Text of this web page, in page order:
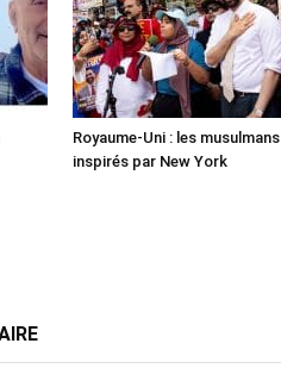
Royaume-Uni : les musulmans
inspirés par New York